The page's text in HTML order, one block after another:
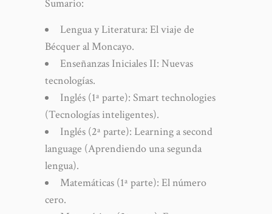
Sumario:
Lengua y Literatura: El viaje de
Bécquer al Moncayo.
Enseñanzas Iniciales II: Nuevas
tecnologías.
Inglés (1ª parte): Smart technologies
(Tecnologías inteligentes).
Inglés (2ª parte): Learning a second
language (Aprendiendo una segunda
lengua).
Matemáticas (1ª parte): El número
cero.